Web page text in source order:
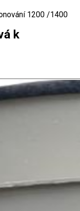
1200 /1400
k